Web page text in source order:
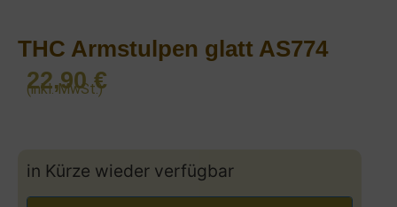
THC Armstulpen glatt AS774
22,90€
(inkl. MwSt.)
in Kürze wieder verfügbar